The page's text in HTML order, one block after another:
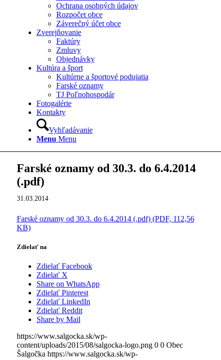
Ochrana osobných údajov
Rozpočet obce
Záverečný účet obce
Zverejňovanie
Faktúry
Zmluvy
Objednávky
Kultúra a šport
Kultúrne a športové podujatia
Farské oznamy
TJ Poľnohospodár
Fotogalérie
Kontakty
Vyhľadávanie
Menu Menu
Farské oznamy od 30.3. do 6.4.2014
(.pdf)
31.03.2014
Farské oznamy od 30.3. do 6.4.2014 (.pdf) (PDF, 112,56
KB)
Zdielať na
Zdielať Facebook
Zdielať X
Share on WhatsApp
Zdielať Pinterest
Zdielať LinkedIn
Zdielať Reddit
Share by Mail
https://www.salgocka.sk/wp-
content/uploads/2015/08/salgocka-logo.png 0 0 Obec
Šalgočka https://www.salgocka.sk/wp-